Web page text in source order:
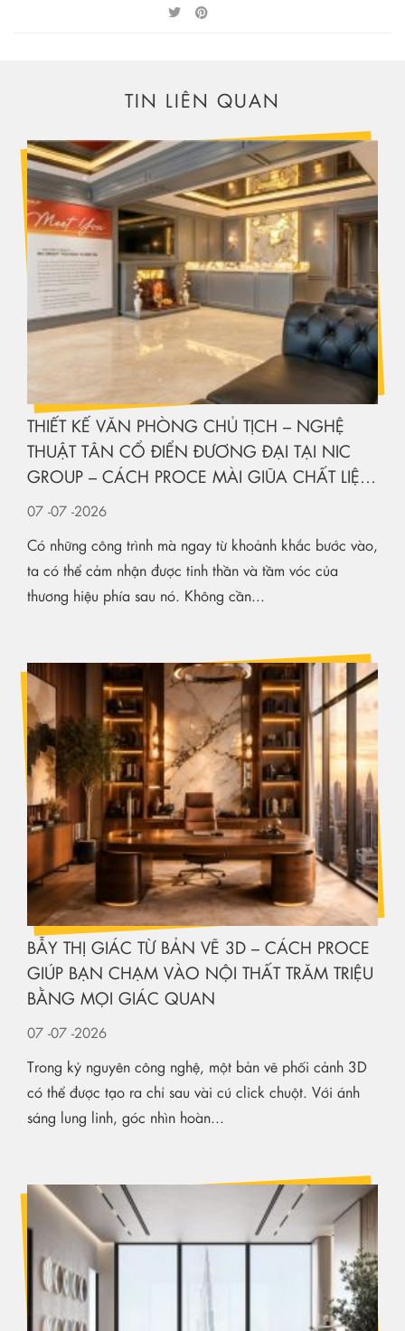
TIN LIÊN QUAN
THIẾT KẾ VĂN PHÒNG CHỦ TỊCH – NGHỆ
THUẬT TÂN CỔ ĐIỂN ĐƯƠNG ĐẠI TẠI NIC
GROUP – CÁCH PROCE MÀI GIŨA CHẤT LIỆU
KIẾN TẠO KHÔNG GIAN HẠNG SANG
07 -07 -2026
Có những công trình mà ngay từ khoảnh khắc bước vào,
ta có thể cảm nhận được tinh thần và tầm vóc của
thương hiệu phía sau nó. Không cần...
BẪY THỊ GIÁC TỪ BẢN VẼ 3D – CÁCH PROCE
GIÚP BẠN CHẠM VÀO NỘI THẤT TRĂM TRIỆU
BẰNG MỌI GIÁC QUAN
07 -07 -2026
Trong kỷ nguyên công nghệ, một bản vẽ phối cảnh 3D
có thể được tạo ra chỉ sau vài cú click chuột. Với ánh
sáng lung linh, góc nhìn hoàn...